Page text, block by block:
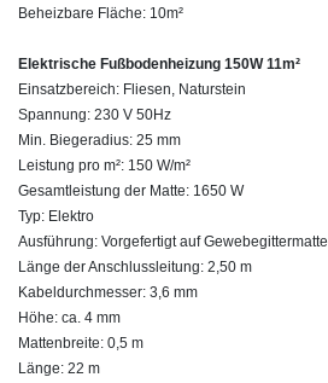
Beheizbare Fläche: 10m²
Elektrische Fußbodenheizung 150W 11m²
Einsatzbereich: Fliesen, Naturstein
Spannung: 230 V 50Hz
Min. Biegeradius: 25 mm
Leistung pro m²: 150 W/m²
Gesamtleistung der Matte: 1650 W
Typ: Elektro
Ausführung: Vorgefertigt auf Gewebegittermatte
Länge der Anschlussleitung: 2,50 m
Kabeldurchmesser: 3,6 mm
Höhe: ca. 4 mm
Mattenbreite: 0,5 m
Länge: 22 m